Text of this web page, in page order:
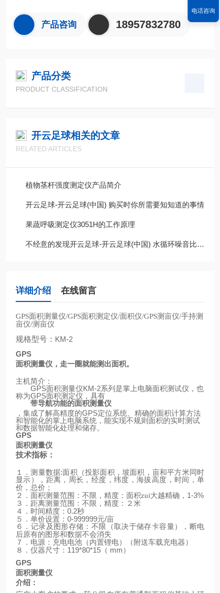
产品咨询 18957832780
产品分类
PRODUCT CLASSIFICATION
开云足球相关的文章
RELATED ARTICLES
植物茎杆强度测定仪产品简介
开云足球-开云足球(中国) 购买时你所需要知知道的事情
果蔬呼吸测定仪3051H的工作原理
不经意的发现开云足球-开云足球(中国) 水循环噪音比以前大很多，这是为什么呢?
详细介绍 在线留言
GPS面积测量仪/GPS面积测定仪/面积仪/GPS测亩仪/手持测
亩仪/测亩仪
规格型号： KM-2
GPS
面积测量仪，走一圈就能测出面积。
主机简介：
GPS面积测量仪KM-2系列是掌上电脑面积测试仪，也
称为GPS面积测定仪，具有
带导航功能的面积测量仪
，集成了解高精度的GPS定位系统、精确的面积计算方法
和智能化的掌上电脑系统，能实现不规则面积的实时测试
和数据智能化处理和储存。
GPS
面积测量仪
技术指标：
１．测量数据:面积（投影面积，坡面积，亩和平方米同时
显示），距离，周长，经度，纬度，海拔高度，时间，单
价，总价；
２．面积测量范围：不限，精度：面积zui大越精确， 1-3%
３．距离测量范围：不限，精度：２米
４．时间精度： 0.2秒
５．单价设置： 0-999999元/亩
６．记录及图形存储：不限（取决于储存卡容量），断电
后原有的图形和数据不会消失
７．电源：充电电池（内置锂电）
（ 附送车载充电器）
８．仪器尺寸： 119*80*15 （ mm）
GPS
面积测量仪
介绍：
电话咨询